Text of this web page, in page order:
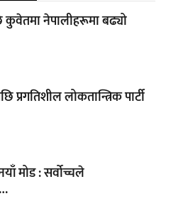
कुवेतमा नेपालीहरूमा बढ्यो
प्रगतिशील लोकतान्त्रिक पार्टी
मोड : सर्वोच्चले